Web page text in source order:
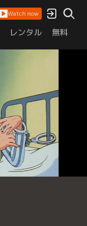
Watch now
レンタル 無料